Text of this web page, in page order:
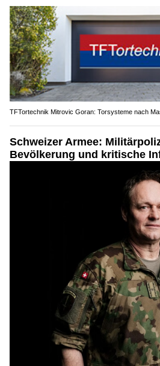
TFTortechnik Mitrovic Goran: Torsysteme nach
Schweizer Armee:
Bevölkerung und kritische